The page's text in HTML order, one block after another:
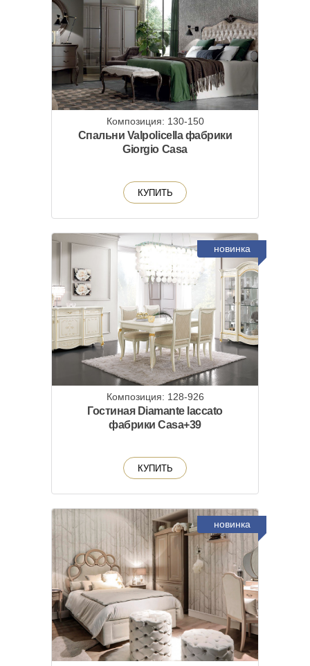
Композиция: 130-150
Спальни Valpolicella фабрики
Giorgio Casa
КУПИТЬ
новинка
Композиция: 128-926
Гостиная Diamante laccato
фабрики Casa+39
КУПИТЬ
новинка